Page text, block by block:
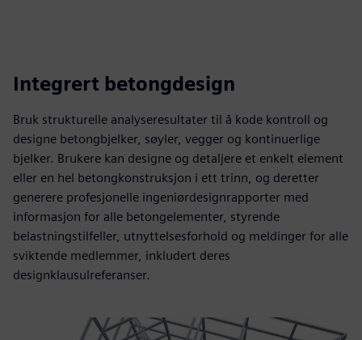
Integrert betongdesign
Bruk strukturelle analyseresultater til å kode kontroll og
designe betongbjelker, søyler, vegger og kontinuerlige
bjelker. Brukere kan designe og detaljere et enkelt element
eller en hel betongkonstruksjon i ett trinn, og deretter
generere profesjonelle ingeniørdesignrapporter med
informasjon for alle betongelementer, styrende
belastningstilfeller, utnyttelsesforhold og meldinger for alle
sviktende medlemmer, inkludert deres
designklausulreferanser.